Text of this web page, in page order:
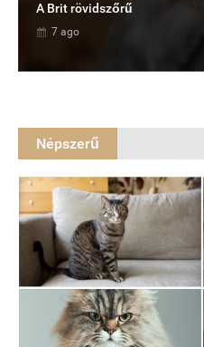
A Brit rövidszőrű
7 ago
Népszerű